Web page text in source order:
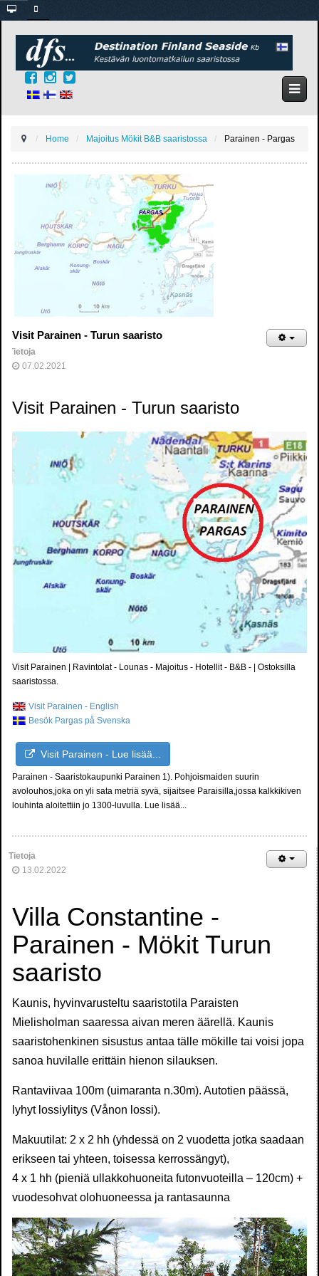
Home Majoitus Mökit B&B saaristossa Parainen - Pargas
Visit Parainen - Turun saaristo
Tietoja
07.02.2021
Visit Parainen - Turun saaristo
Visit Parainen | Ravintolat - Lounas - Majoitus - Hotellit - B&B - | Ostoksilla
saaristossa.
Visit Parainen - English
Besök Pargas på Svenska
Visit Parainen - Lue lisää...
Parainen - Saaristokaupunki Parainen 1). Pohjoismaiden suurin
avolouhos,joka on yli sata metriä syvä, sijaitsee Paraisilla,jossa kalkkikiven
louhinta aloitettiin jo 1300-luvulla. Lue lisää...
Tietoja
13.02.2022
Villa Constantine -
Parainen - Mökit Turun
saaristo
Kaunis, hyvinvarusteltu saaristotila Paraisten
Mielisholman saaressa aivan meren äärellä. Kaunis
saaristohenkinen sisustus antaa tälle mökille tai voisi jopa
sanoa huvilalle erittäin hienon silauksen.
Rantaviivaa 100m (uimaranta n.30m). Autotien päässä,
lyhyt lossiylitys (Vånon lossi).
Makuutilat: 2 x 2 hh (yhdessä on 2 vuodetta jotka saadaan
erikseen tai yhteen, toisessa kerrossängyt),
4 x 1 hh (pieniä ullakkohuoneita futonvuoteilla – 120cm) +
vuodesohvat olohuoneessa ja rantasaunna